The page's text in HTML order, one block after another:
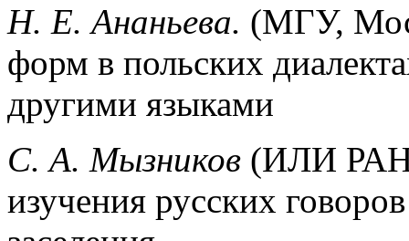
Н. Е. Ананьева. (МГУ,
форм в польских
другими языками
С. А. Мызников (ИЛИ
изучения русских